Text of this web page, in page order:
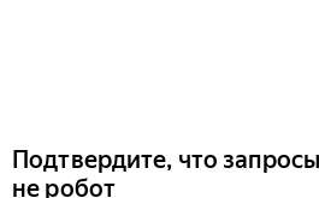
Подтвердите, что
не робот